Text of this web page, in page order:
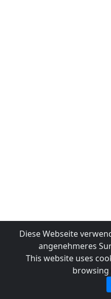
Diese Webseite
angenehmeres
This website uses
browsing